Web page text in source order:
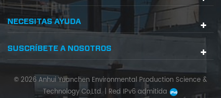
NECESITAS AYUDA
SUSCRÍBETE A NOSOTROS
© 2026 Anhui Yuanchen Environmental Production Science &
Technology Co,Ltd. | Red IPv6 admitida